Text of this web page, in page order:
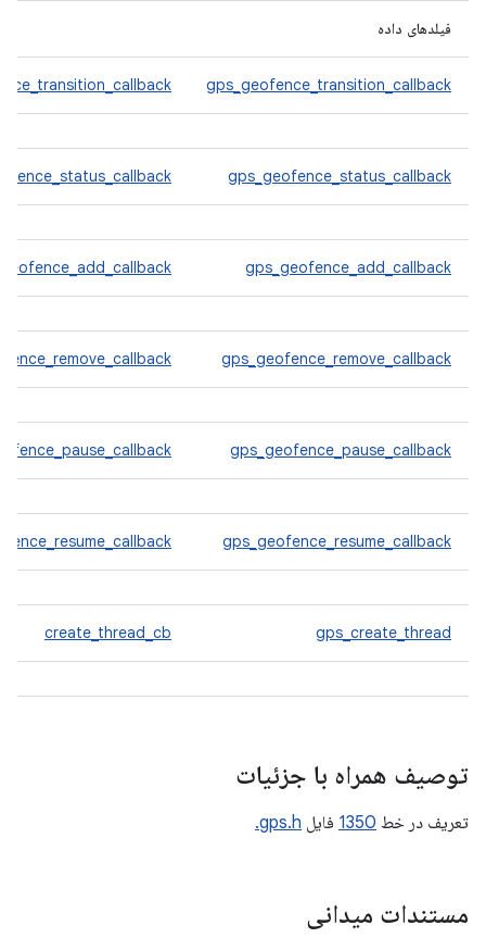
فیلدهای داده
gps_geofence_transition_callback
gps_geofence_status_callback
gps_geofence_add_callback
geofence_add_callback
gps_geofence_remove_callback
gps_geofence_pause_callback
gps_geofence_resume_callback
gps_create_thread
create_thread_cb
توصیف همراه با جزئیات
تعریف در خط 1350 فایل gps.h.
مستندات میدانی